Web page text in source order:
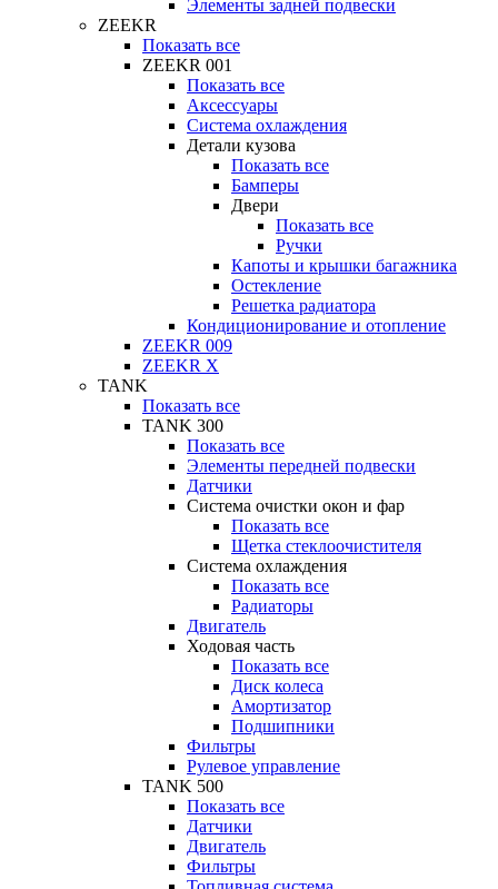
Элементы задней подвески
ZEEKR
Показать все
ZEEKR 001
Показать все
Аксессуары
Система охлаждения
Детали кузова
Показать все
Бамперы
Двери
Показать все
Ручки
Капоты и крышки багажника
Остекление
Решетка радиатора
Кондиционирование и отопление
ZEEKR 009
ZEEKR X
TANK
Показать все
TANK 300
Показать все
Элементы передней подвески
Датчики
Система очистки окон и фар
Показать все
Щетка стеклоочистителя
Система охлаждения
Показать все
Радиаторы
Двигатель
Ходовая часть
Показать все
Диск колеса
Амортизатор
Подшипники
Фильтры
Рулевое управление
TANK 500
Показать все
Датчики
Двигатель
Фильтры